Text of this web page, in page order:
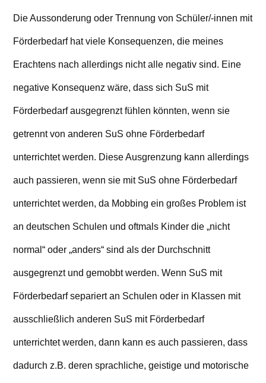
Die Aussonderung oder Trennung von Schüler/-innen mit
Förderbedarf hat viele Konsequenzen, die meines
Erachtens nach allerdings nicht alle negativ sind. Eine
negative Konsequenz wäre, dass sich SuS mit
Förderbedarf ausgegrenzt fühlen könnten, wenn sie
getrennt von anderen SuS ohne Förderbedarf
unterrichtet werden. Diese Ausgrenzung kann allerdings
auch passieren, wenn sie mit SuS ohne Förderbedarf
unterrichtet werden, da Mobbing ein großes Problem ist
an deutschen Schulen und oftmals Kinder die „nicht
normal“ oder „anders“ sind als der Durchschnitt
ausgegrenzt und gemobbt werden. Wenn SuS mit
Förderbedarf separiert an Schulen oder in Klassen mit
ausschließlich anderen SuS mit Förderbedarf
unterrichtet werden, dann kann es auch passieren, dass
dadurch z.B. deren sprachliche, geistige und motorische